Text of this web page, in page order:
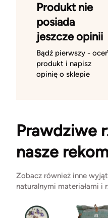
Produkt nie
posiada
jeszcze opinii
Bądź pierwszy -
produkt i napisz
opinię o sklepie
Prawdziwe
nasze
Zobacz również inne
naturalnymi materiałami i